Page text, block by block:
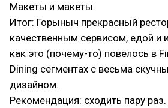
Макеты и макеты.
Итог: Горыныч прекрасный
качественным сервисом, едой и
как это (почему-то) повелось в
Dining сегментах с весьма
дизайном.
Рекомендация: сходить пару раз.